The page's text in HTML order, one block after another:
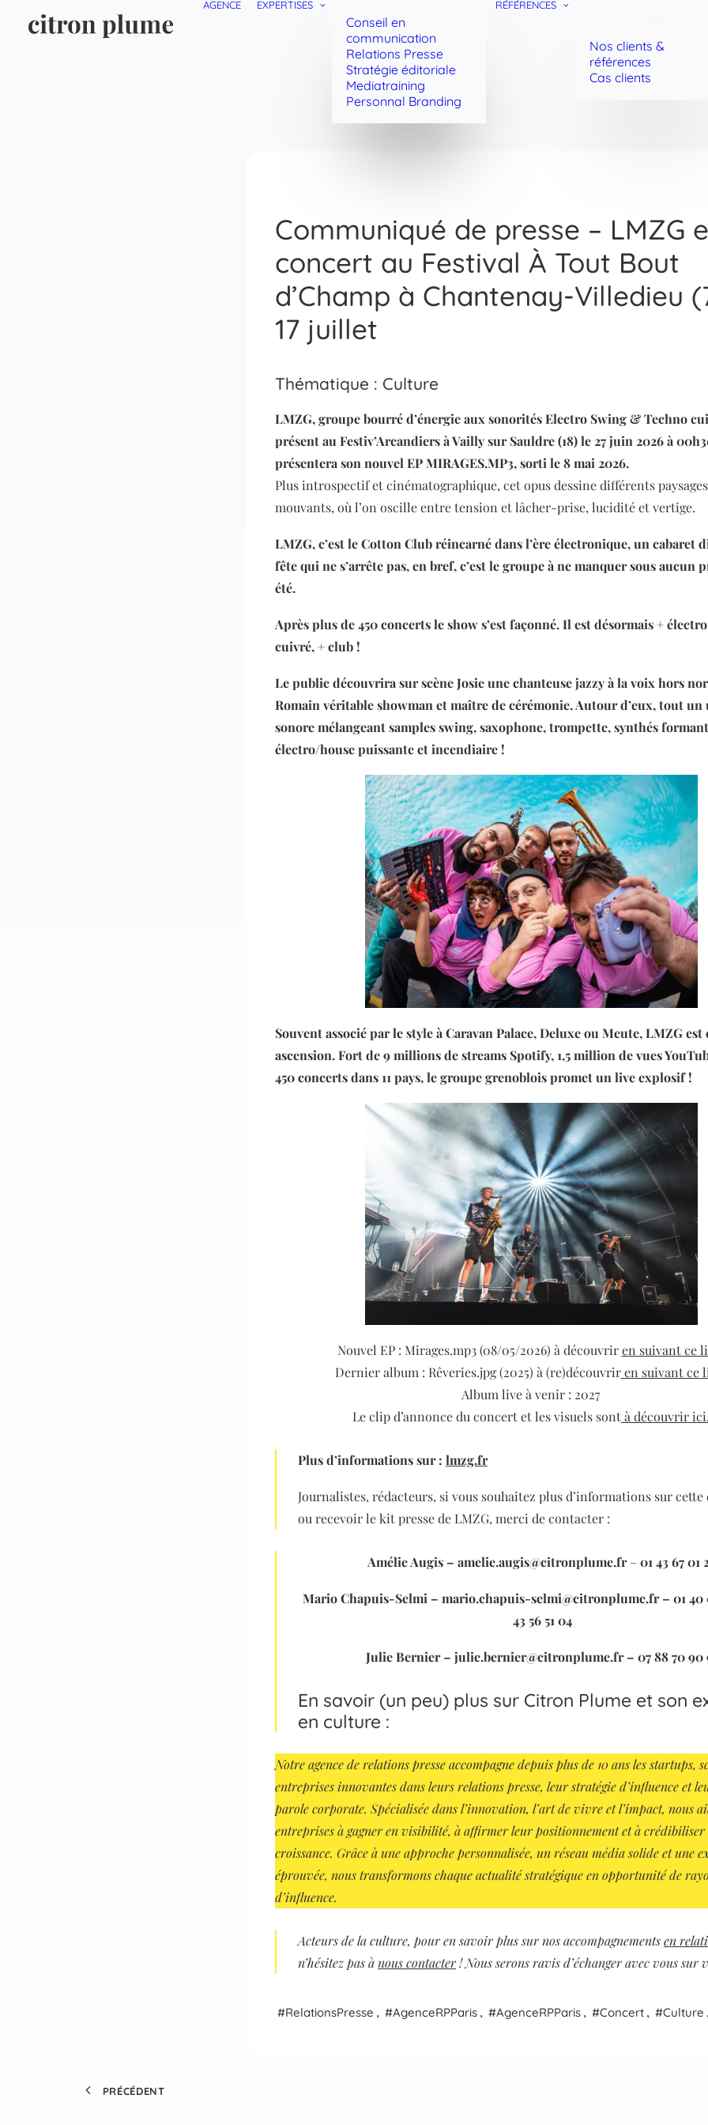
AGENCE EXPERTISES
Conseil en
communication
Relations Presse
Stratégie éditoriale
Mediatraining
Personnal Branding
RÉFÉRENCES
Nos clients &
références
Cas clients
Communiqué de presse – LMZG
concert au Festival À Tout Bout
d’Champ à Chantenay-Villedieu
17 juillet
Thématique : Culture
LMZG, groupe bourré d’énergie aux sonorités Electro Swing & Techno
présent au Festiv’Arcandiers à Vailly sur Sauldre (18) le 27 juin 2026 à
présentera son nouvel EP MIRAGES.MP3, sorti le 8 mai 2026.
Plus introspectif et cinématographique, cet opus dessine différents
mouvants, où l’on oscille entre tension et lâcher-prise, lucidité et vertige.
LMZG, c’est le Cotton Club réincarné dans l’ère électronique, un cabaret
fête qui ne s’arrête pas, en bref, c’est le groupe à ne manquer sous aucun
été.
Après plus de 450 concerts le show s’est façonné. Il est désormais +
cuivré, + club !
Le public découvrira sur scène Josie une chanteuse jazzy à la voix hors
Romain véritable showman et maître de cérémonie. Autour d’eux, tout un
sonore mélangeant samples swing, saxophone, trompette, synthés
électro/house puissante et incendiaire !
Souvent associé par le style àCaravan Palace, Deluxe ou Meute,LMZG est
ascension. Fort de9 millionsde streams Spotify,1,5 million de vues
450 concerts dans 11 pays, le groupe grenoblois promet un live explosif !
Nouvel EP : Mirages.mp3 (08/05/2026) à découvriren suivant ce
Dernier album : Rêveries.jpg (2025) à (re)découvriren suivant ce
Album live à venir : 2027
Le clip d’annonce du concert et les visuels sontà découvrir ici.
Plus d’informations sur : lmzg.fr
Journalistes, rédacteurs, si vous souhaitez plus d’informations sur cette
ou recevoir le kit presse de LMZG, merci de contacter :
Amélie Augis – amelie.augis@citronplume.fr–01 43 67 01
Mario Chapuis-Selmi – mario.chapuis-selmi@citronplume.fr – 01 40
43 56 51 04
Julie Bernier – julie.bernier@citronplume.fr – 07 88 70 90
En savoir (un peu) plus sur Citron Plume et son
en culture :
Notre agence de relations presse accompagne depuis plus de 10 ans les startups,
entreprises innovantes dans leurs relations presse, leur stratégie d’influence et
parole corporate. Spécialisée dans l’innovation, l’art de vivre et l’impact, nous
entreprises à gagner en visibilité, à affirmer leur positionnement et à
croissance. Grâce à une approche personnalisée, un réseau média solide et une
éprouvée, nous transformons chaque actualité stratégique en opportunité de
d’influence.
Acteursde la culture, pour en savoir plus sur nos accompagnementsen
n’hésitez pas ànous contacter! Nous serons ravis d’échanger avec vous sur
RelationsPresse , AgenceRPParis , AgenceRPParis , Concert , Culture ,
PRÉCÉDENT